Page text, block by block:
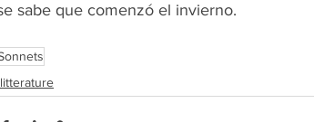
sabe que comenzó el invierno.
litterature